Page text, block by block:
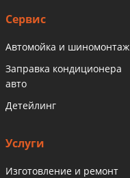
Сервис
Автомойка и шиномонтаж
Заправка кондиционера
авто
Детейлинг
Услуги
Изготовление и ремонт